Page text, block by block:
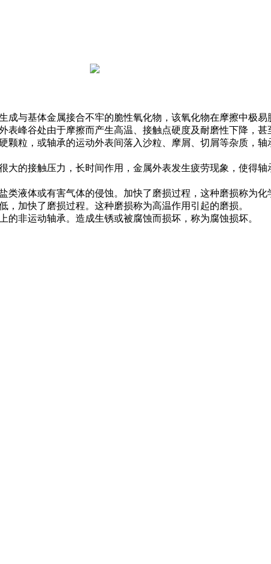
与基体金属接合不牢的脆性氧化物，该氧化物在摩擦中极易
峰谷处由于摩擦而产生高温、接触点硬度及耐磨性下降，甚
粒，或轴承的运动外表间落入沙粒、摩屑、切屑等杂质，
的接触压力，长时间作用，金属外表发生疲劳现象，使得
液体或有害气体的侵蚀。加快了磨损过程，这种磨损称为化
加快了磨损过程。这种磨损称为高温作用引起的磨损。
非运动轴承。造成生锈或被腐蚀而损坏，称为腐蚀损坏。